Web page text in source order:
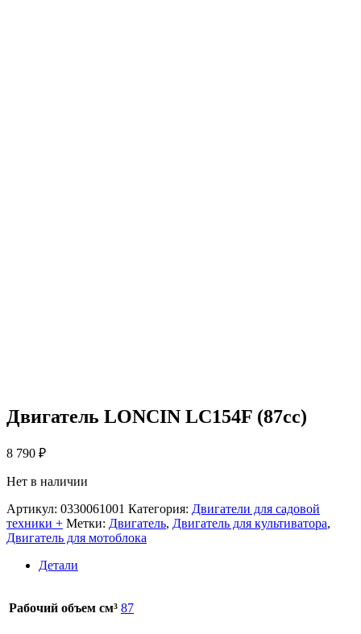
Двигатель LONCIN LC154F (87сс)
8 790 ₽
Нет в наличии
Артикул: 0330061001 Категория: Двигатели для садовой
техники + Метки: Двигатель, Двигатель для культиватора,
Двигатель для мотоблока
Детали
Рабочий объем см³ 87